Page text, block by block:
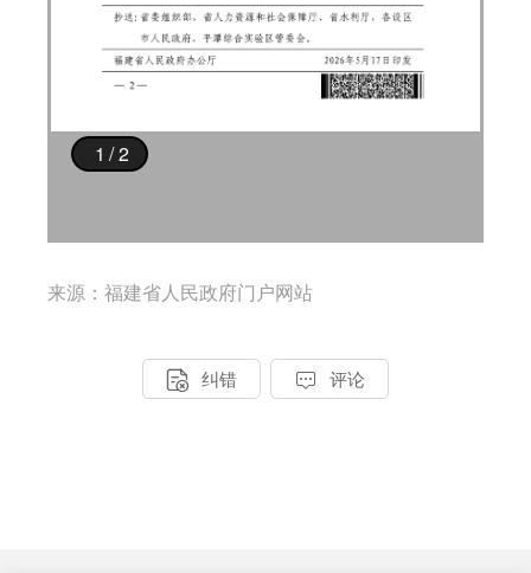
来源：福建省人民政府门户网站
 纠错  评论